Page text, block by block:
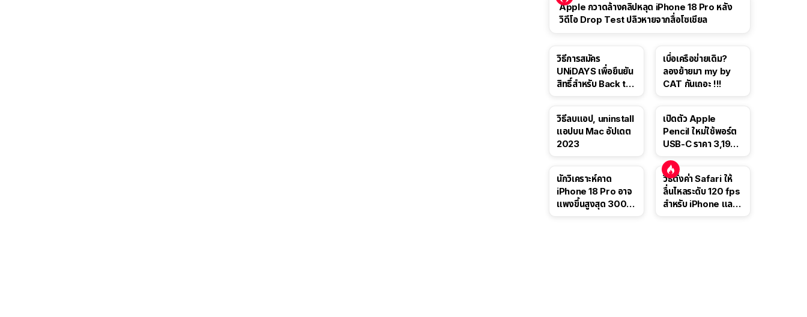
Apple กวาดล้างคลิปหลุด iPhone 18 Pro หลัง
วิดีโอ Drop Test ปลิวหายจากสื่อโซเชียล
วิธีการสมัคร
UNiDAYS เพื่อยืนยัน
สิทธิ์สำหรับ Back to
เบื่อเครือข่ายเดิม?
ลองย้ายมา my by
CAT กันเถอะ !!!
วิธีลบแอป, uninstall
แอปบน Mac อัปเดต
2023
เปิดตัว Apple
Pencil ใหม่ใช้พอร์ต
USB-C ราคา 3,190
นี้
นักวิเคราะห์คาด
iPhone 18 Pro อาจ
แพงขึ้นสูงสุด 300
วิธีตั้งค่า Safari ให้
ลื่นไหลระดับ 120 fps
สำหรับ iPhone และ